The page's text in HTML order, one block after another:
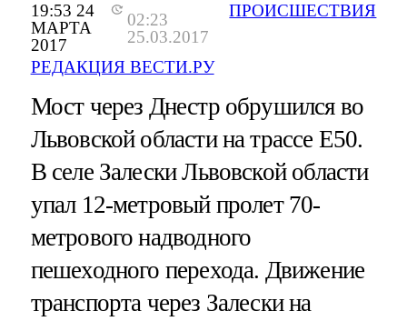
19:53 24
МАРТА
2017
02:23
25.03.2017
РЕДАКЦИЯ ВЕСТИ.РУ
ПРОИСШЕСТВИЯ
Мост через Днестр обрушился во
Львовской области на трассе E50.
В селе Залески Львовской области
упал 12-метровый пролет 70-
метрового надводного
пешеходного перехода. Движение
транспорта через Залески на